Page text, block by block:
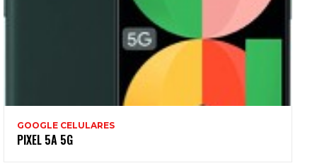
GOOGLE CELULARES
PIXEL 5A 5G